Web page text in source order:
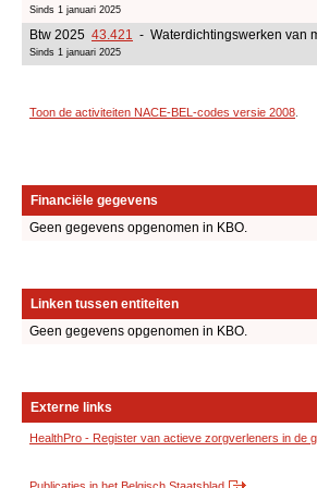
Sinds 1 januari 2025
Btw 2025 43.421 - Waterdichtingswerken van
Sinds 1 januari 2025
Toon de activiteiten NACE-BEL-codes versie 2008
Financiële gegevens
Geen gegevens opgenomen in KBO.
Linken tussen entiteiten
Geen gegevens opgenomen in KBO.
Externe links
HealthPro - Register van actieve zorgverleners in de